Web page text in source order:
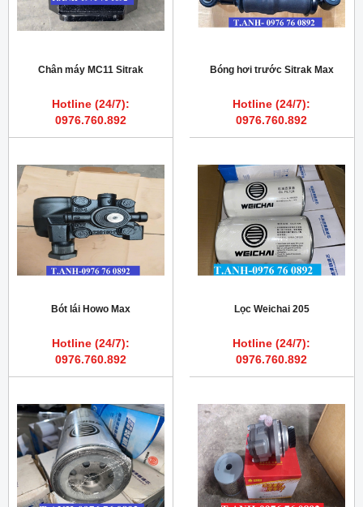
Chân máy MC11 Sitrak
Hotline (24/7):
0976.760.892
Bóng hơi trước Sitrak Max
Hotline (24/7):
0976.760.892
Bót lái Howo Max
Hotline (24/7):
0976.760.892
Lọc Weichai 205
Hotline (24/7):
0976.760.892